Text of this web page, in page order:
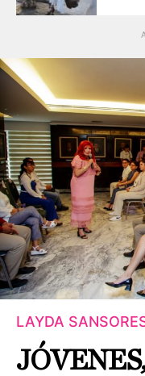
LAYDA